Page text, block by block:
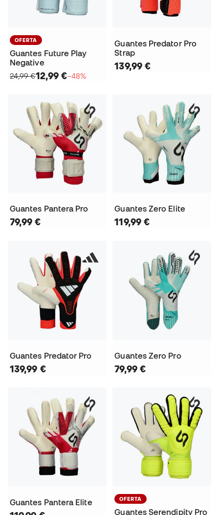
OFERTA
Guantes Future Play
Negative
24,99 €12,99 €−48%
Guantes Predator Pro
Strap
139,99 €
Guantes Pantera Pro
79,99 €
Guantes Zero Elite
119,99 €
Guantes Predator Pro
139,99 €
Guantes Zero Pro
79,99 €
Guantes Pantera Elite OFERTA
Guantes Serendipity Pro